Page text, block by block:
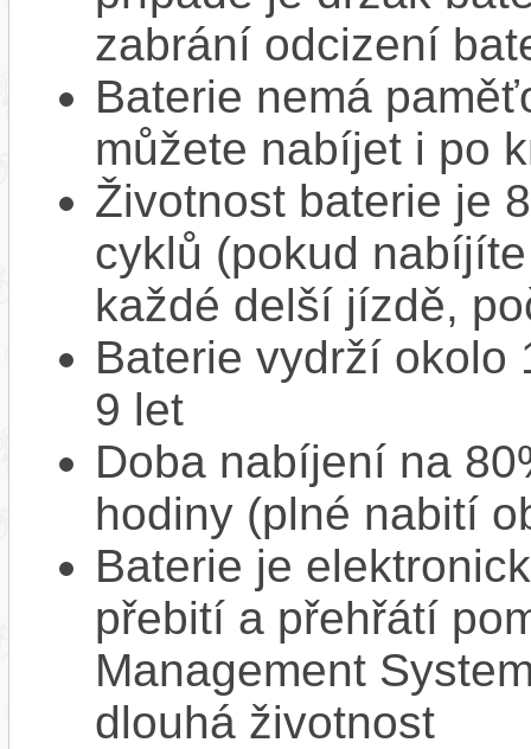
zabrání odcizení
Baterie nemá
můžete nabíjet i po
Životnost baterie je
cyklů (pokud
každé delší jízdě,
Baterie vydrží okolo
9 let
Doba nabíjení na
hodiny (plné nabití
Baterie je
přebití a přehřátí
Management
dlouhá životnost